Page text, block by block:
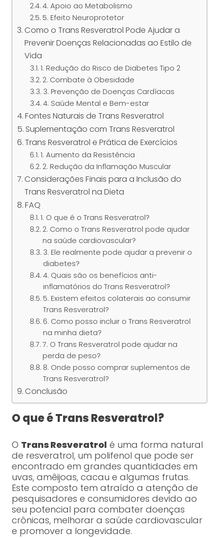
4. Apoio ao Metabolismo
5. Efeito Neuroprotetor
Como o Trans Resveratrol Pode Ajudar a
Prevenir Doenças Relacionadas ao Estilo de
Vida
1. Redução do Risco de Diabetes Tipo 2
2. Combate à Obesidade
3. Prevenção de Doenças Cardíacas
4. Saúde Mental e Bem-estar
Fontes Naturais de Trans Resveratrol
Suplementação com Trans Resveratrol
Trans Resveratrol e Prática de Exercícios
1. Aumento da Resistência
2. Redução da Inflamação Muscular
Considerações Finais para a Inclusão do
Trans Resveratrol na Dieta
FAQ
1. O que é o Trans Resveratrol?
2. Como o Trans Resveratrol pode ajudar
na saúde cardiovascular?
3. Ele realmente pode ajudar a prevenir o
diabetes?
4. Quais são os benefícios anti-
inflamatórios do Trans Resveratrol?
5. Existem efeitos colaterais ao consumir
Trans Resveratrol?
6. Como posso incluir o Trans Resveratrol
na minha dieta?
7. O Trans Resveratrol pode ajudar na
perda de peso?
8. Onde posso comprar suplementos de
Trans Resveratrol?
Conclusão
O que é Trans Resveratrol?
O Trans Resveratrol é uma forma natural
de resveratrol, um polifenol que pode ser
encontrado em grandes quantidades em
uvas, amêijoas, cacau e algumas frutas.
Este composto tem atraído a atenção de
pesquisadores e consumidores devido ao
seu potencial para combater doenças
crônicas, melhorar a saúde cardiovascular
e promover a longevidade.